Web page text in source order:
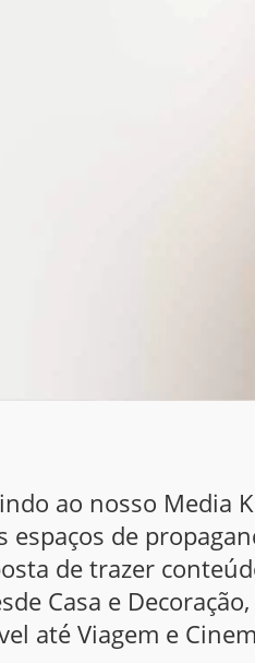
ao nosso Media
espaços de
de trazer
Casa e
até Viagem e